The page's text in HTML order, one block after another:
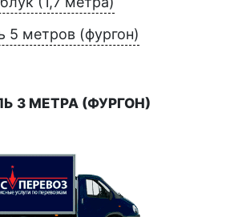
5 метров (фургон)
3 МЕТРА (ФУРГОН)